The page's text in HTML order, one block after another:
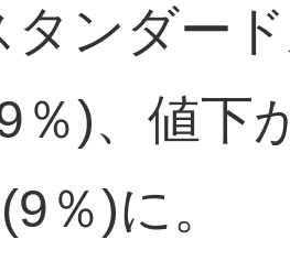
タンダー
％)、値下
％)に。